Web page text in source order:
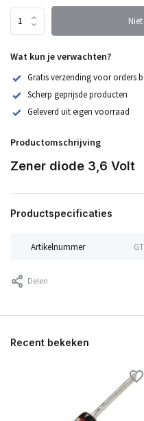
Wat kun je verwachten?
Gratis verzending voor orders
Scherp geprijsde producten
Geleverd uit eigen voorraad
Productomschrijving
Zener diode 3,6 Volt
Productspecificaties
Artikelnummer
Delen
Recent bekeken